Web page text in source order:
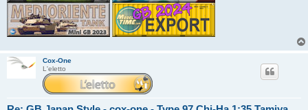
Cox-One
L'eletto